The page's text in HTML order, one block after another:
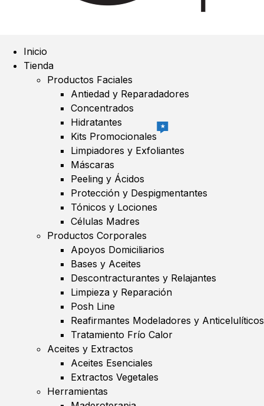
Inicio
Tienda
Productos Faciales
Antiedad y Reparadadores
Concentrados
Hidratantes
Kits Promocionales
★
Limpiadores y Exfoliantes
Máscaras
Peeling y Ácidos
Protección y Despigmentantes
Tónicos y Lociones
Células Madres
Productos Corporales
Apoyos Domiciliarios
Bases y Aceites
Descontracturantes y Relajantes
Limpieza y Reparación
Posh Line
Reafirmantes Modeladores y Anticelulíticos
Tratamiento Frío Calor
Aceites y Extractos
Aceites Esenciales
Extractos Vegetales
Herramientas